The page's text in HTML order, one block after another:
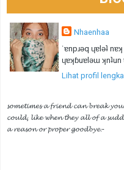
Nhaenhaa
˙ɐnpɹǝq ɥɐlǝʇ
ɥɐʞɓuɐlǝɯ ʞnʇun
Lihat profil
𝓼𝓸𝓶𝓮𝓽𝓲𝓶𝓮𝓼 𝓪 𝓯𝓻𝓲𝓮𝓷𝓭 𝓬𝓪𝓷 𝓫𝓻𝓮𝓪𝓴
𝓬𝓸𝓾𝓵𝓭, 𝓵𝓲𝓴𝓮 𝔀𝓱𝓮𝓷 𝓽𝓱𝓮𝔂 𝓪𝓵𝓵 𝓸𝓯 𝓪
𝓪 𝓻𝓮𝓪𝓼𝓸𝓷 𝓸𝓻 𝓹𝓻𝓸𝓹𝓮𝓻 𝓰𝓸𝓸𝓭𝓫𝔂𝓮.-